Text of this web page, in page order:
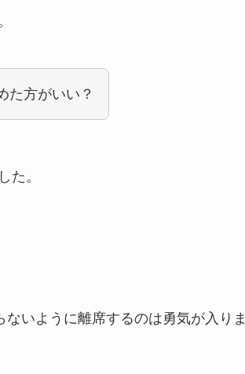
た方がいい？
た。
いように離席するのは勇気が入りま